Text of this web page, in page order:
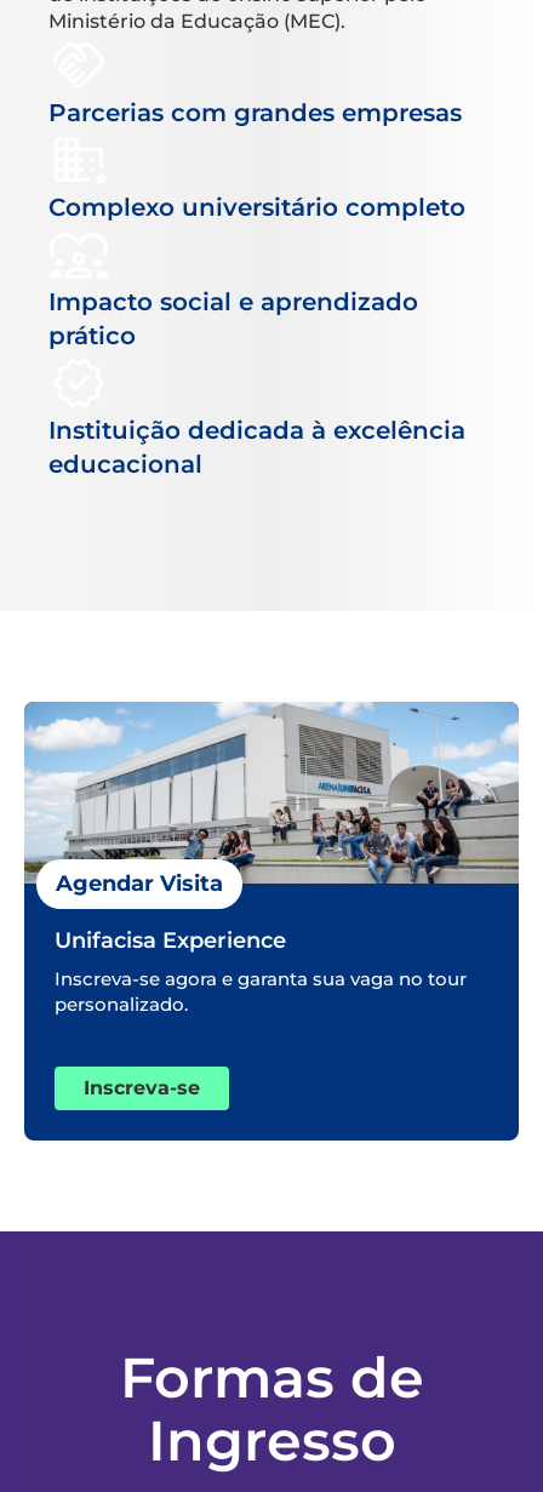
Ministério da Educação (MEC).
Parcerias com grandes empresas
Complexo universitário completo
Impacto social e aprendizado
prático
Instituição dedicada à excelência
educacional
Agendar Visita
Unifacisa Experience
Inscreva-se agora e garanta sua vaga no tour
personalizado.
Inscreva-se
Formas de
Ingresso